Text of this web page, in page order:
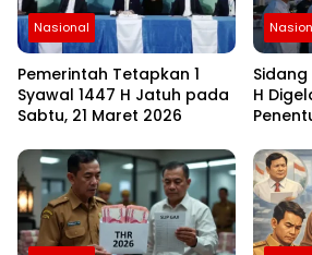
Nasional
Pemerintah Tetapkan 1
Syawal 1447 H Jatuh pada
Sabtu, 21 Maret 2026
Sidang
H
Rukyat